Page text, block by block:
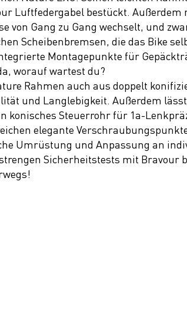
Luftfedergabel bestückt. Außerdem
von Gang zu Gang wechselt, und
Scheibenbremsen, die das Bike
Montagepunkte für
worauf wartest du?
Rahmen auch aus doppelt
und Langlebigkeit. Außerdem
konisches Steuerrohr für 1a-
elegante
Umrüstung und Anpassung an
Sicherheitstests mit Bravour